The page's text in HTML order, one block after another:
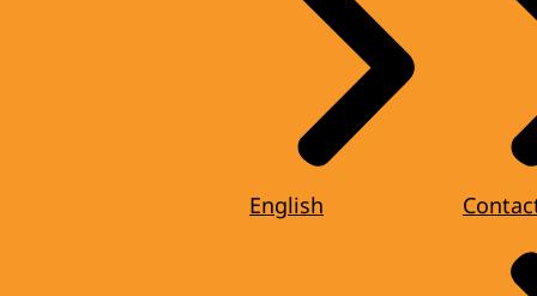
English